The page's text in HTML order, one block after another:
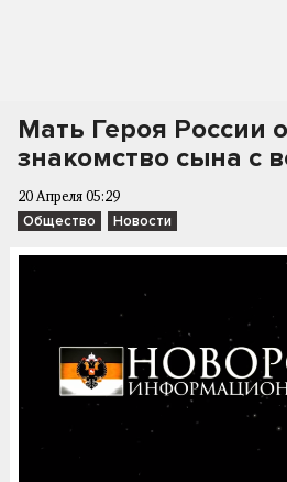
Мать Героя России
знакомство сына с
20 Апреля 05:29
Общество Новости